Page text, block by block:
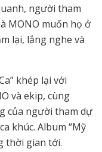
người tham
MONO muốn họ ở
lại, lắng nghe và
khép lại với
và ekip, cùng
của người tham dự
khúc. Album “Mỹ
thời gian tới.